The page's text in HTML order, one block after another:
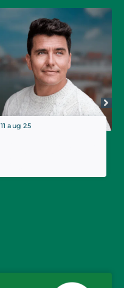
11 aug 25